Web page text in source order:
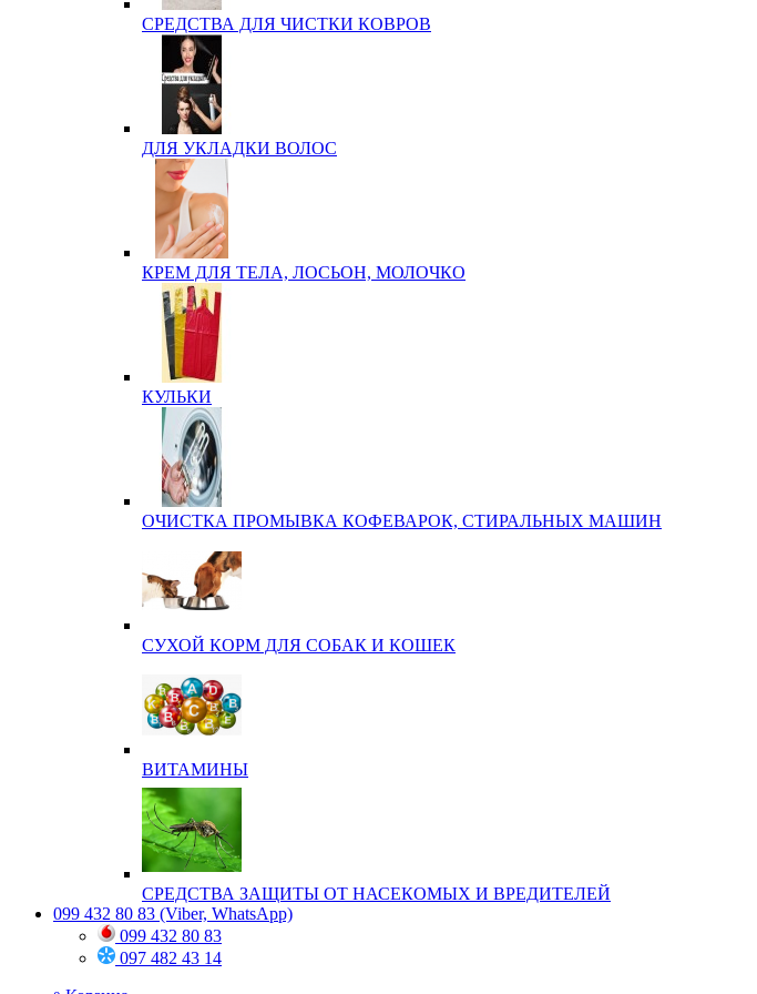
СРЕДСТВА ДЛЯ ЧИСТКИ КОВРОВ
ДЛЯ УКЛАДКИ ВОЛОС
КРЕМ ДЛЯ ТЕЛА, ЛОСЬОН, МОЛОЧКО
КУЛЬКИ
ОЧИСТКА ПРОМЫВКА КОФЕВАРОК, СТИРАЛЬНЫХ МАШИН
СУХОЙ КОРМ ДЛЯ СОБАК И КОШЕК
ВИТАМИНЫ
СРЕДСТВА ЗАЩИТЫ ОТ НАСЕКОМЫХ И ВРЕДИТЕЛЕЙ
099 432 80 83 (Viber, WhatsApp)
099 432 80 83
097 482 43 14